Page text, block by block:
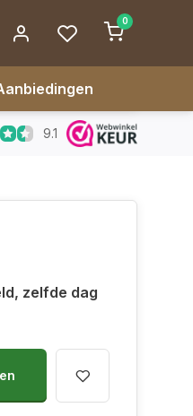
0
dag verzonden
9.1
zelfde dag